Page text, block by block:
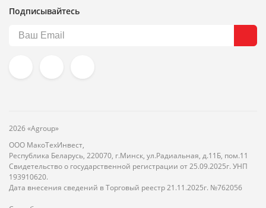
Подписывайтесь
2026 «Agroup»
ООО МакоТехИнвест,
Республика Беларусь, 220070, г.Минск, ул.Радиальная, д.11Б, пом.11
Свидетельство о государственной регистрации от 25.09.2025г. УНП
193910620.
Дата внесения сведений в Торговый реестр 21.11.2025г. №762056